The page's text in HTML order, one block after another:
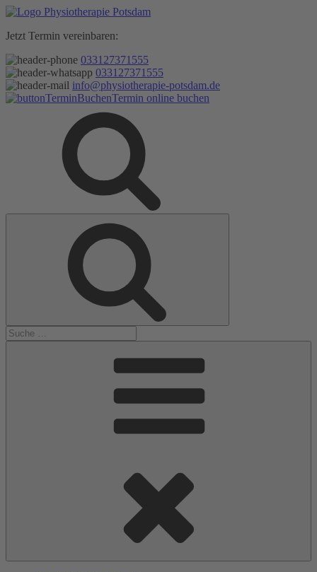
Zum
springen
Jetzt Termin vereinbaren:
033127371555
033127371555
info@physiotherapie-potsdam.de
Termin online buchen